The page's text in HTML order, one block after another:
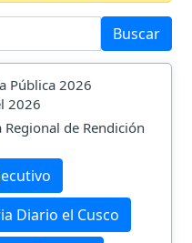
Buscar
Pública 2026
2026
de Rendición
Diario el Cusco